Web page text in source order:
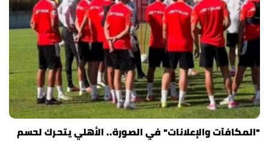
"المكافآت والإعلانات" في الصورة.. الأهلي يتحرك لحسم